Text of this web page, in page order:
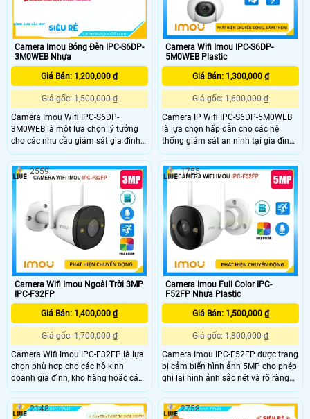
Camera Imou Bóng Đèn IPC-S6DP-
3M0WEB Nhựa
Giá Bán: 1,200,000 ₫
Giá gốc: 1,500,000 ₫
Camera Imou Wifi IPC-S6DP-
3M0WEB là một lựa chọn lý tưởng
cho các nhu cầu giám sát gia đình
hoặc văn phòng, với sự kết hợp giữa
chất lượng hình ảnh tốt tính năng
thông minh và khả năng kết nối linh
Camera Wifi Imou IPC-S6DP-
5M0WEB Plastic
Giá Bán: 1,300,000 ₫
Giá gốc: 1,600,000 ₫
Camera IP Wifi IPC-S6DP-5M0WEB
là lựa chọn hấp dẫn cho các hệ
thống giám sát an ninh tại gia đình
hoặc văn phòng, kết hợp giữa thiết
kế tiện lợi và các tính năng tiên tiến
Hỗ trợ thẻ nhớ lên đến 256GB cho
phép lưu trữ nhiều video ghi hình
mà không cần đến các thiết bị lưu
trữ bên ngoài.
Camera Wifi Imou Ngoài Trời 3MP
IPC-F32FP
Giá Bán: 1,400,000 ₫
Giá gốc: 1,700,000 ₫
Camera Wifi Imou IPC-F32FP là lựa
chọn phù hợp cho các hộ kinh
doanh gia đình, kho hàng hoặc các
khu vực cần giám sát ngoài trời với
yêu cầu về chất lượng hình ảnh và
tính năng thông minh giúp ghi lại
2559
Camera Imou Full Color IPC-
F52FP Nhựa Plastic
Giá Bán: 1,500,000 ₫
Giá gốc: 1,800,000 ₫
Camera Imou IPC-F52FP được trang
bị cảm biến hình ảnh 5MP cho phép
ghi lại hình ảnh sắc nét và rõ ràng
ngay cả trong điều kiện ánh sáng
yếu. Tính năng full color của camera
cho phép bạn theo dõi trong bóng
1755
2148 2758